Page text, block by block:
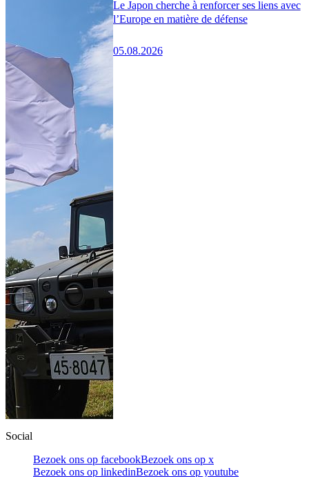
Le Japon cherche à renforcer ses liens avec
l’Europe en matière de défense
05.08.2026
Social
Bezoek ons op facebookBezoek ons op x
Bezoek ons op linkedinBezoek ons op youtube